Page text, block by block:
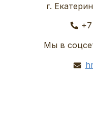
г.
Мы в